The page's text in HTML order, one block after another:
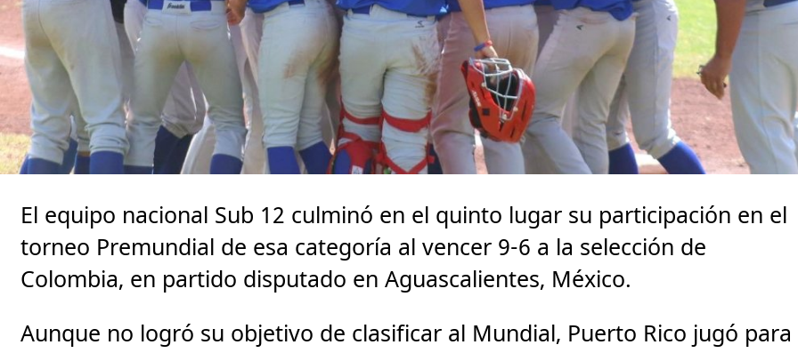
El equipo nacional Sub 12 culminó en el quinto lugar su participación en el
torneo Premundial de esa categoría al vencer 9-6 a la selección de
Colombia, en partido disputado en Aguascalientes, México.
Aunque no logró su objetivo de clasificar al Mundial, Puerto Rico jugó para